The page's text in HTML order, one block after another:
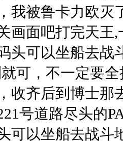
我被鲁卡力欧
画面吧打完天王
头可以坐船去战
可，不一定要
收齐后到博士那
号道路尽头的
可以坐船去战斗